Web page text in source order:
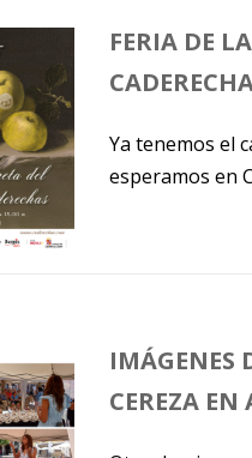
FERIA DE
Ya tenemos el
esperamos en
IMÁGENES
CEREZA